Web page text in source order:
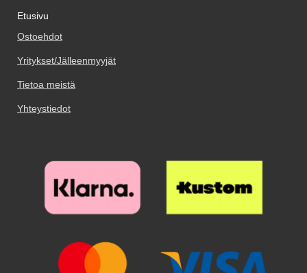
Etusivu
Ostoehdot
Yritykset/Jälleenmyyjät
Tietoa meistä
Yhteystiedot